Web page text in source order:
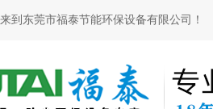
到东莞市福泰节能环保设备有限公司！